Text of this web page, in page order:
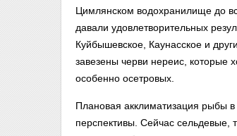
Цимлянском водохранилище до
давали удовлетворительных
Куйбышевское, Каунасское и
завезены черви нереис, которые
особенно осетровых.
Плановая акклиматизация рыбы
перспективы. Сейчас